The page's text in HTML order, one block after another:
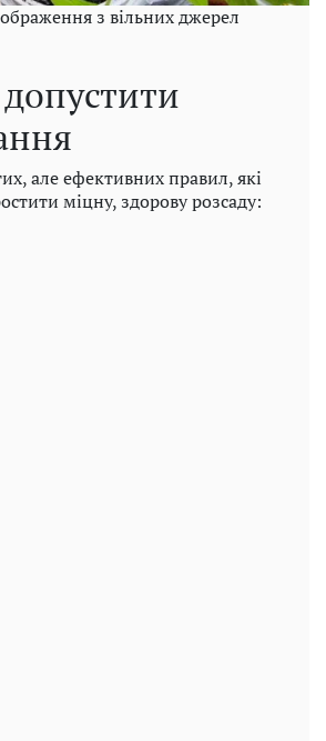
з вільних джерел
але ефективних правил, які
міцну, здорову розсаду: